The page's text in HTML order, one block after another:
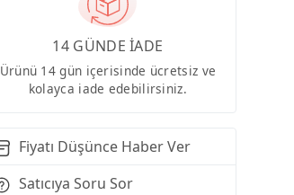
14 GÜNDE İADE
Ürünü 14 gün içerisinde ücretsiz ve
kolayca iade edebilirsiniz.
Fiyatı Düşünce Haber Ver
Satıcıya Soru Sor